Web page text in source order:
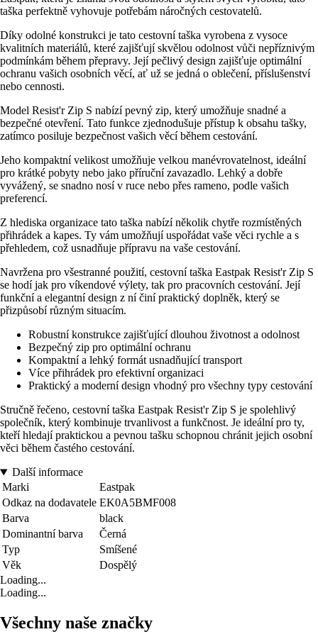
taška perfektně vyhovuje potřebám náročných cestovatelů.
Díky odolné konstrukci je tato cestovní taška vyrobena z vysoce
kvalitních materiálů, které zajišťují skvělou odolnost vůči nepříznivým
podmínkám během přepravy. Její pečlivý design zajišťuje optimální
ochranu vašich osobních věcí, ať už se jedná o oblečení, příslušenství
nebo cennosti.
Model Resist'r Zip S nabízí pevný zip, který umožňuje snadné a
bezpečné otevření. Tato funkce zjednodušuje přístup k obsahu tašky,
zatímco posiluje bezpečnost vašich věcí během cestování.
Jeho kompaktní velikost umožňuje velkou manévrovatelnost, ideální
pro krátké pobyty nebo jako příruční zavazadlo. Lehký a dobře
vyvážený, se snadno nosí v ruce nebo přes rameno, podle vašich
preferencí.
Z hlediska organizace tato taška nabízí několik chytře rozmístěných
přihrádek a kapes. Ty vám umožňují uspořádat vaše věci rychle a s
přehledem, což usnadňuje přípravu na vaše cestování.
Navržena pro všestranné použití, cestovní taška Eastpak Resist'r Zip S
se hodí jak pro víkendové výlety, tak pro pracovních cestování. Její
funkční a elegantní design z ní činí praktický doplněk, který se
přizpůsobí různým situacím.
Robustní konstrukce zajišťující dlouhou životnost a odolnost
Bezpečný zip pro optimální ochranu
Kompaktní a lehký formát usnadňující transport
Více přihrádek pro efektivní organizaci
Praktický a moderní design vhodný pro všechny typy cestování
Stručně řečeno, cestovní taška Eastpak Resist'r Zip S je spolehlivý
společník, který kombinuje trvanlivost a funkčnost. Je ideální pro ty,
kteří hledají praktickou a pevnou tašku schopnou chránit jejich osobní
věci během častého cestování.
Další informace
Marki
Eastpak
Odkaz na dodavatele EK0A5BMF008
Barva
black
Dominantní barva
Černá
Typ
Smíšené
Věk
Dospělý
Loading...
Loading...
Všechny naše značky